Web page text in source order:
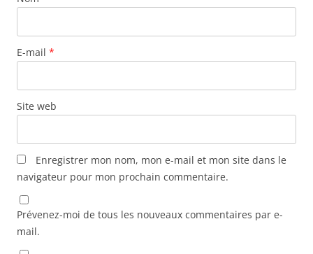
E-mail *
Site web
Enregistrer mon nom, mon e-mail et mon site dans le
navigateur pour mon prochain commentaire.
Prévenez-moi de tous les nouveaux commentaires par e-
mail.